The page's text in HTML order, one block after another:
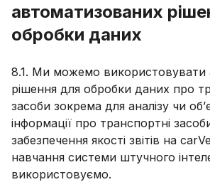
автоматизованих
обробки даних
8.1. Ми можемо використовувати
рішення для обробки даних про
засоби зокрема для аналізу чи
інформації про транспортні
забезпечення якості звітів на
навчання системи штучного
використовуємо.